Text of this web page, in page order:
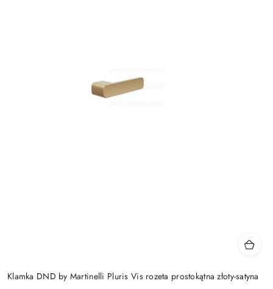
Klamka DND by Martinelli Pluris Vis rozeta prostokątna złoty-satyna